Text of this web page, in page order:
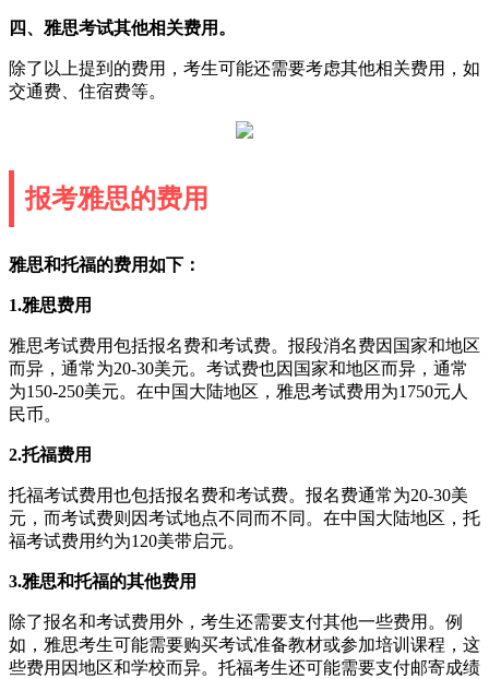
四、雅思考试其他相关费用。
除了以上提到的费用，考生可能还需要考虑其他相关费用，如
交通费、住宿费等。
报考雅思的费用
雅思和托福的费用如下：
1.雅思费用
雅思考试费用包括报名费和考试费。报段消名费因国家和地区
而异，通常为20-30美元。考试费也因国家和地区而异，通常
为150-250美元。在中国大陆地区，雅思考试费用为1750元人
民币。
2.托福费用
托福考试费用也包括报名费和考试费。报名费通常为20-30美
元，而考试费则因考试地点不同而不同。在中国大陆地区，托
福考试费用约为120美带启元。
3.雅思和托福的其他费用
除了报名和考试费用外，考生还需要支付其他一些费用。例
如，雅思考生可能需要购买考试准备教材或参加培训课程，这
些费用因地区和学校而异。托福考生还可能需要支付邮寄成绩